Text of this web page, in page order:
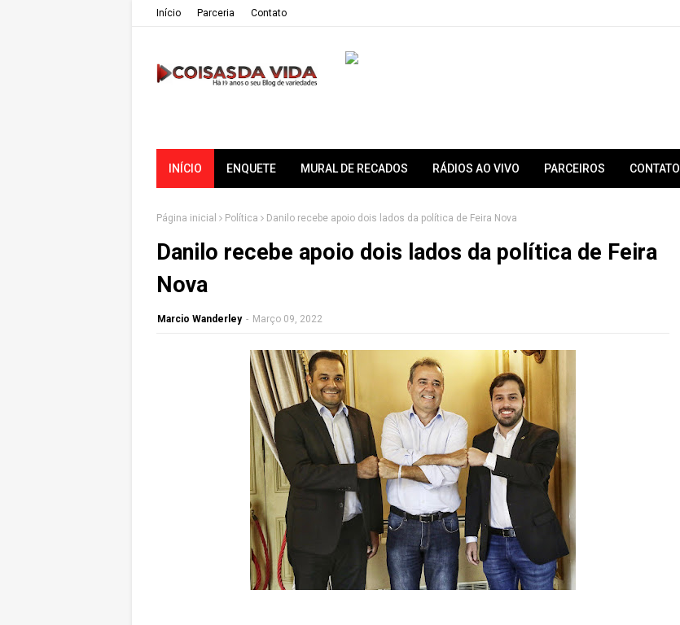
Iní­cio Parceria Contato
INÍCIO ENQUETE MURAL DE RECADOS RÁDIOS AO VIVO PARCEIROS CONTATO
Página inicial Política Danilo recebe apoio dois lados da política de Feira Nova
Danilo recebe apoio dois lados da política de Feira
Nova
Marcio Wanderley - Março 09, 2022